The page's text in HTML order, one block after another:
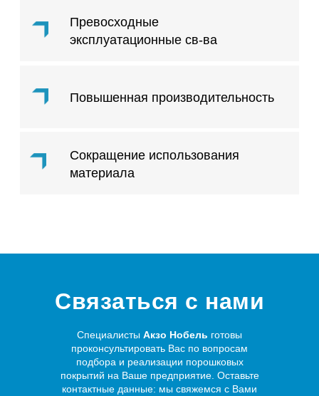
Специалисты Акзо Нобель готовы
проконсультировать Вас по вопросам
подбора и реализации порошковых
покрытий на Ваше предприятие. Оставьте
контактные данные: мы свяжемся с Вами
Связаться с нами